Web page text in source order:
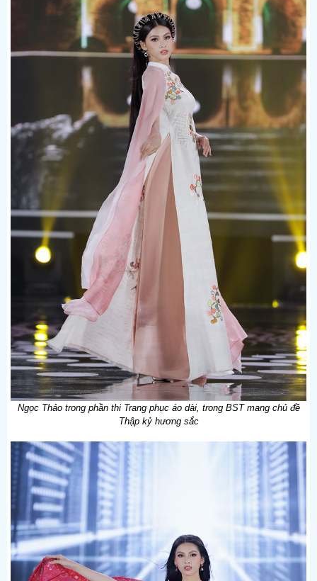
Ngọc Thảo trong phần thi Trang phục áo dài, trong BST mang chủ đề
Thập kỷ hương sắc